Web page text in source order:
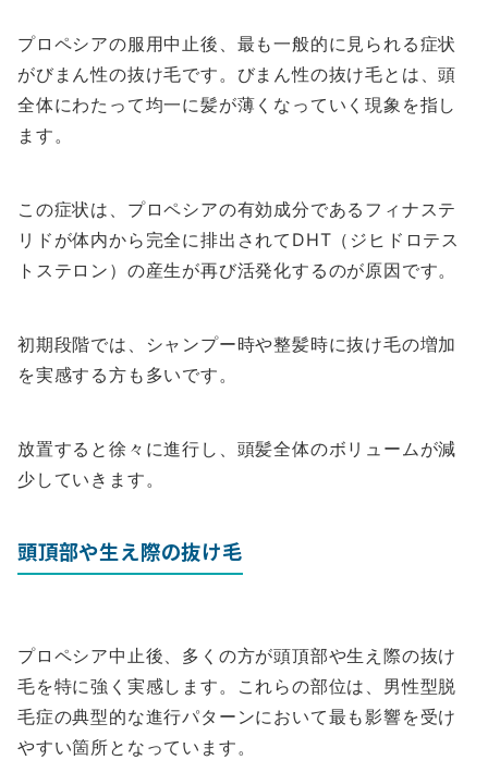
プロペシアの服用中止後、最も一般的に見られる症状
がびまん性の抜け毛です。びまん性の抜け毛とは、頭
全体にわたって均一に髪が薄くなっていく現象を指し
ます。
この症状は、プロペシアの有効成分であるフィナステ
リドが体内から完全に排出されてDHT（ジヒドロテス
トステロン）の産生が再び活発化するのが原因です。
初期段階では、シャンプー時や整髪時に抜け毛の増加
を実感する方も多いです。
放置すると徐々に進行し、頭髪全体のボリュームが減
少していきます。
頭頂部や生え際の抜け毛
プロペシア中止後、多くの方が頭頂部や生え際の抜け
毛を特に強く実感します。これらの部位は、男性型脱
毛症の典型的な進行パターンにおいて最も影響を受け
やすい箇所となっています。